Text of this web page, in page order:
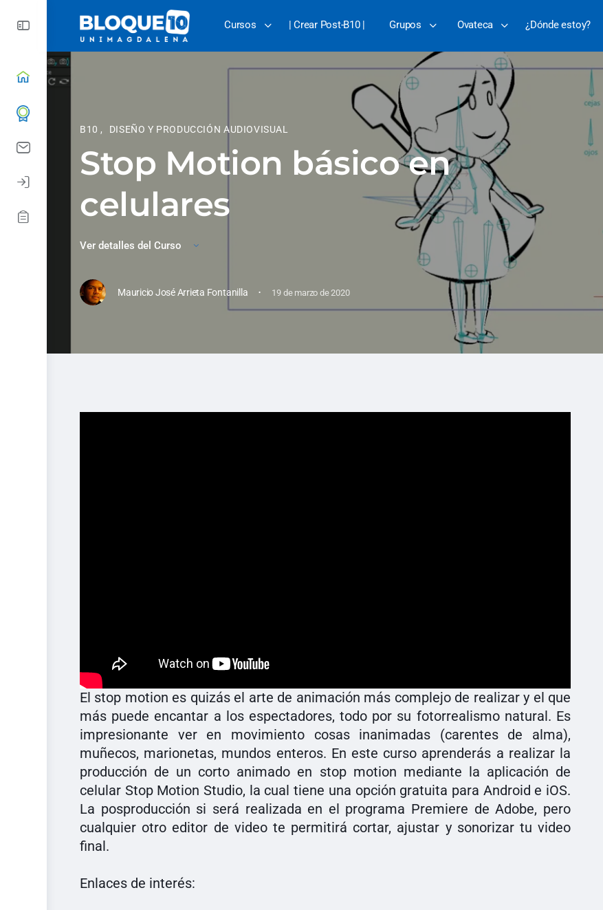
Cursos | Crear Post-B10 | Grupos Ovateca ¿Dónde estoy?
B10 , DISEÑO Y PRODUCCIÓN AUDIOVISUAL
Stop Motion básico en
celulares
Ver detalles del Curso
Mauricio José Arrieta Fontanilla · 19 de marzo de 2020
El stop motion es quizás el arte de animación más complejo de realizar y el que
más puede encantar a los espectadores, todo por su fotorrealismo natural. Es
impresionante ver en movimiento cosas inanimadas (carentes de alma),
muñecos, marionetas, mundos enteros. En este curso aprenderás a realizar la
producción de un corto animado en stop motion mediante la aplicación de
celular Stop Motion Studio, la cual tiene una opción gratuita para Android e iOS.
La posproducción si será realizada en el programa Premiere de Adobe, pero
cualquier otro editor de video te permitirá cortar, ajustar y sonorizar tu video
final.
Enlaces de interés: